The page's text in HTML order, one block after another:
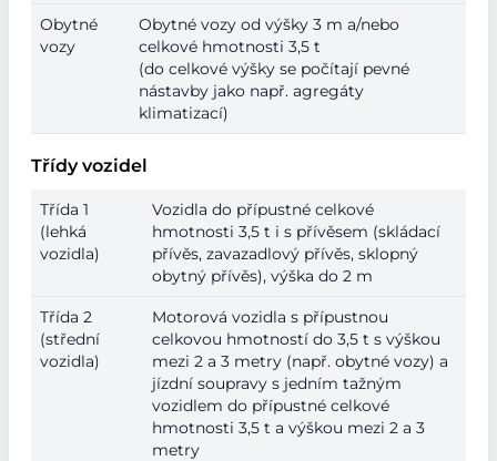
Obytné
vozy
Obytné vozy od výšky 3 m a/nebo
celkové hmotnosti 3,5 t
(do celkové výšky se počítají pevné
nástavby jako např. agregáty
klimatizací)
Třídy vozidel
Třída 1
(lehká
vozidla)
Vozidla do přípustné celkové
hmotnosti 3,5 t i s přívěsem (skládací
přívěs, zavazadlový přívěs, sklopný
obytný přívěs), výška do 2 m
Třída 2
(střední
vozidla)
Motorová vozidla s přípustnou
celkovou hmotností do 3,5 t s výškou
mezi 2 a 3 metry (např. obytné vozy) a
jízdní soupravy s jedním tažným
vozidlem do přípustné celkové
hmotnosti 3,5 t a výškou mezi 2 a 3
metry